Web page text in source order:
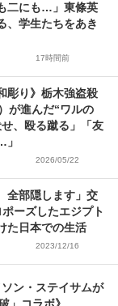
二にも…」東條英
、学生たちをあき
17時間前
彫り》栃木強盗殺
が進んだ“ワルの
、殴る蹴る」「友
2026/05/22
全部隠します」交
ーズしたエジプト
た日本での生活
2023/12/16
ン・ステイサムが